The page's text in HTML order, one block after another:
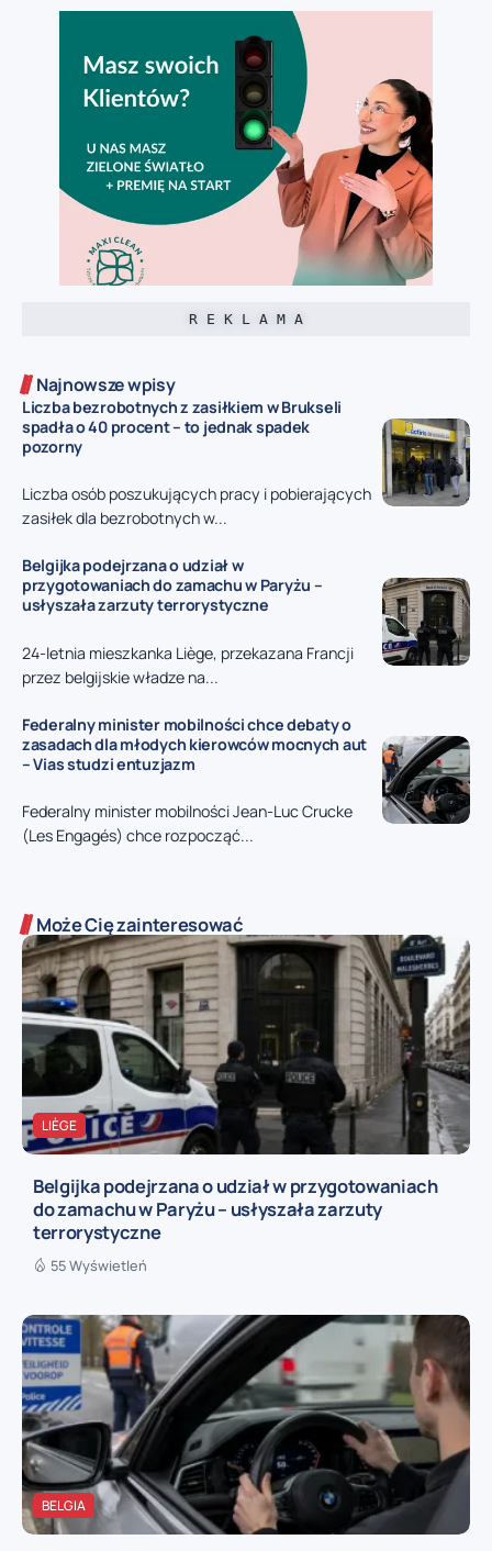
R E K L A M A
Najnowsze wpisy
Liczba bezrobotnych z zasiłkiem w Brukseli
spadła o 40 procent – to jednak spadek
pozorny
Liczba osób poszukujących pracy i pobierających
zasiłek dla bezrobotnych w...
Belgijka podejrzana o udział w
przygotowaniach do zamachu w Paryżu –
usłyszała zarzuty terrorystyczne
24-letnia mieszkanka Liège, przekazana Francji
przez belgijskie władze na...
Federalny minister mobilności chce debaty o
zasadach dla młodych kierowców mocnych aut
– Vias studzi entuzjazm
Federalny minister mobilności Jean-Luc Crucke
(Les Engagés) chce rozpocząć...
Może Cię zainteresować
LIÈGE
Belgijka podejrzana o udział w przygotowaniach
do zamachu w Paryżu – usłyszała zarzuty
terrorystyczne
55 Wyświetleń
BELGIA